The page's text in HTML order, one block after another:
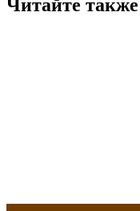
Читайте также